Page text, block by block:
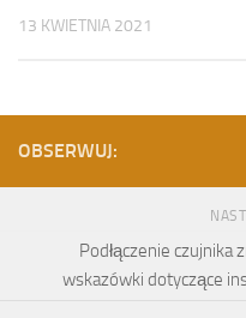
13 KWIETNIA 2021
OBSERWUJ:
Podłączenie
wskazówki dotyczące